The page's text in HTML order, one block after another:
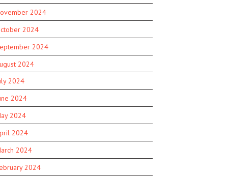
2024
2024
2024
2024
2024
2024
2024
2024
2024
2024